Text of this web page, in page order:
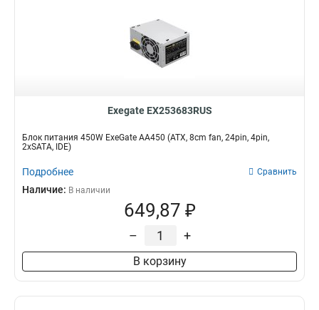
Exegate EX253683RUS
Блок питания 450W ExeGate AA450 (ATX, 8cm fan, 24pin, 4pin,
2xSATA, IDE)
Подробнее Сравнить
Наличие: В наличии
649,87 ₽
– +
В корзину